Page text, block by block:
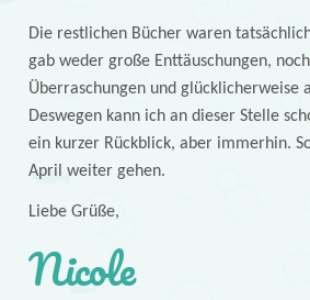
Die restlichen Bücher waren
gab weder große Enttäuschungen,
Überraschungen und glücklicherweise
Deswegen kann ich an dieser Stelle
ein kurzer Rückblick, aber immerhin.
April weiter gehen.
Liebe Grüße,
Nicole